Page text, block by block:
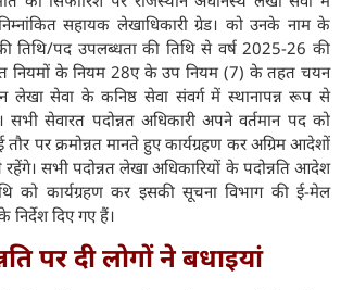
सहायक लेखाधिकारी ग्रेड। को उनके नाम के
तिथि/पद उपलब्धता की तिथि से वर्ष 2025-26 की
नियमों के नियम 28ए के उप नियम (7) के तहत चयन
सेवा के कनिष्ठ सेवा संवर्ग में स्थानापन्न रूप से
सभी सेवारत पदोन्नत अधिकारी अपने वर्तमान पद को
पर क्रमोन्नत मानते हुए कार्यग्रहण कर अग्रिम आदेशों
सभी पदोन्नत लेखा अधिकारियों के पदोन्नति आदेश
को कार्यग्रहण कर इसकी सूचना विभाग की ई-मेल
दिए गए हैं।
पर दी लोगों ने बधाइयां